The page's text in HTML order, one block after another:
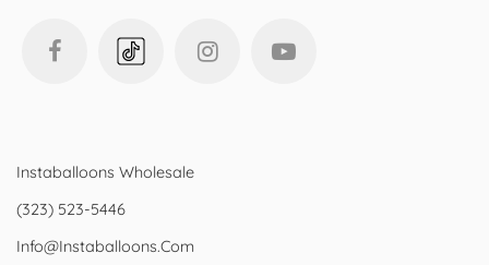
Instaballoons Wholesale
(323) 523-5446
Info@instaballoons.com